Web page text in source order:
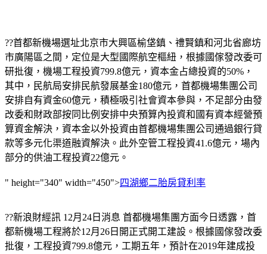
??首都新機場選址北京市大興區榆垡鎮、禮賢鎮和河北省廊坊
市廣陽區之間，定位是大型國際航空樞紐，根據國傢發改委可
研批復，機場工程投資799.8億元，資本金占總投資的50%，
其中，民航局安排民航發展基金180億元，首都機場集團公司
安排自有資金60億元，積極吸引社會資本參與，不足部分由發
改委和財政部按同比例安排中央預算內投資和國有資本經營預
算資金解決，資本金以外投資由首都機場集團公司通過銀行貸
款等多元化渠道融資解決。此外空管工程投資41.6億元，場內
部分的供油工程投資22億元。
" height="340" width="450">四湖鄉二胎房貸利率
??新浪財經訊 12月24日消息 首都機場集團方面今日透露，首
都新機場工程將於12月26日開正式開工建設。根據國傢發改委
批復，工程投資799.8億元，工期五年，預計在2019年建成投